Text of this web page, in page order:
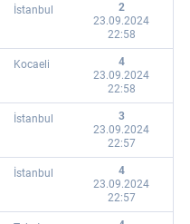
İstanbul
2
23.09.2024
22:58
Kocaeli
4
23.09.2024
22:58
İstanbul
3
23.09.2024
22:57
İstanbul
4
23.09.2024
22:57